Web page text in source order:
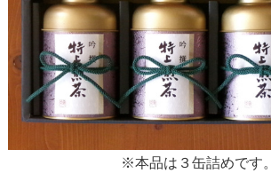
※本品は３缶詰めです。